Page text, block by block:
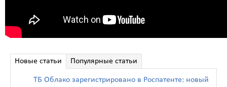
Новые статьи Популярные статьи
ТБ Облако зарегистрировано в Роспатенте: новый